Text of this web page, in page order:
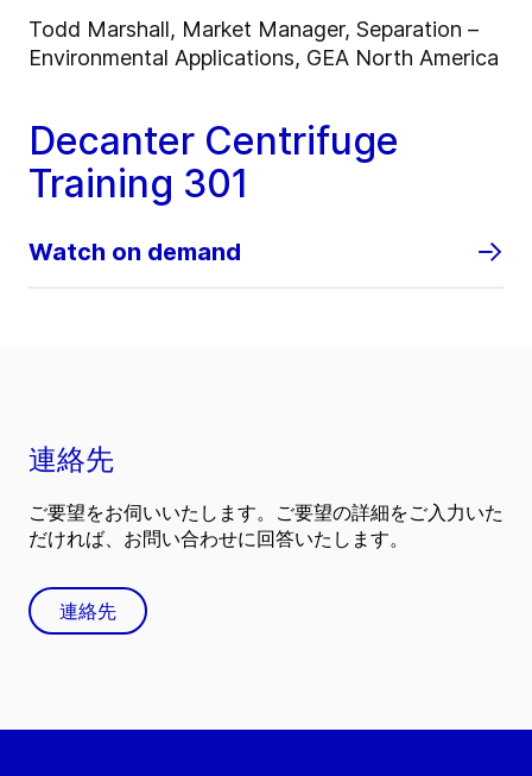
Todd Marshall, Market Manager, Separation –
Environmental Applications, GEA North America
Decanter Centrifuge
Training 301
Watch on demand
連絡先
ご要望をお伺いいたします。ご要望の詳細をご入力いた
だければ、お問い合わせに回答いたします。
連絡先